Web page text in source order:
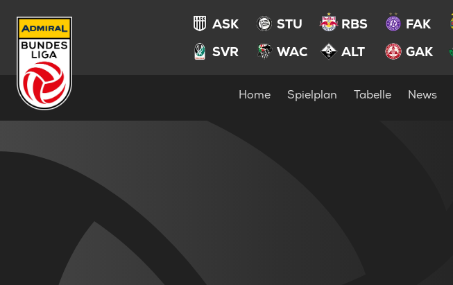
ASK STU RBS FAK
SVR
WAC ALT GAK
Home Spielplan Tabelle News